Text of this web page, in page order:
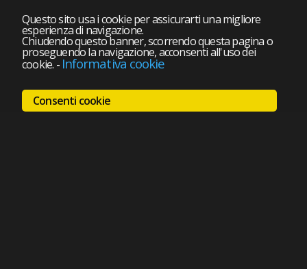
Questo sito usa i cookie per assicurarti una migliore
esperienza di navigazione.
Chiudendo questo banner, scorrendo questa pagina o
proseguendo la navigazione, acconsenti all'uso dei
cookie. - Informativa cookie
Consenti cookie